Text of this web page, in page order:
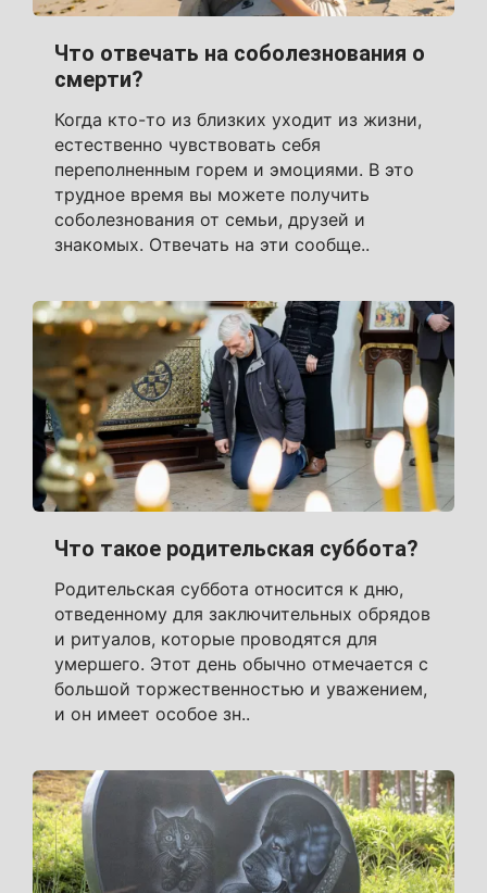
Что отвечать на соболезнования о
смерти?
Когда кто-то из близких уходит из жизни,
естественно чувствовать себя
переполненным горем и эмоциями. В это
трудное время вы можете получить
соболезнования от семьи, друзей и
знакомых. Отвечать на эти сообще..
Что такое родительская суббота?
Родительская суббота относится к дню,
отведенному для заключительных обрядов
и ритуалов, которые проводятся для
умершего. Этот день обычно отмечается с
большой торжественностью и уважением,
и он имеет особое зн..